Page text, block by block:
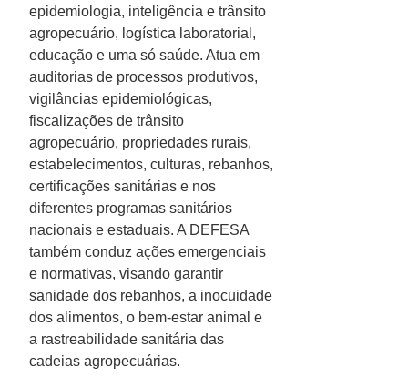
epidemiologia, inteligência e trânsito
agropecuário, logística laboratorial,
educação e uma só saúde. Atua em
auditorias de processos produtivos,
vigilâncias epidemiológicas,
fiscalizações de trânsito
agropecuário, propriedades rurais,
estabelecimentos, culturas, rebanhos,
certificações sanitárias e nos
diferentes programas sanitários
nacionais e estaduais. A DEFESA
também conduz ações emergenciais
e normativas, visando garantir
sanidade dos rebanhos, a inocuidade
dos alimentos, o bem-estar animal e
a rastreabilidade sanitária das
cadeias agropecuárias.